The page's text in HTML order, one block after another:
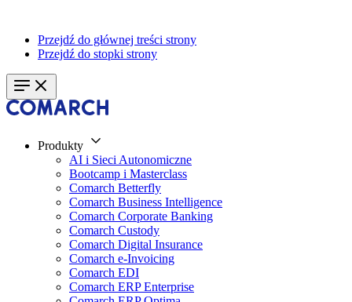
Przejdź do głównej treści strony
Przejdź do stopki strony
Produkty
AI i Sieci Autonomiczne
Bootcamp i Masterclass
Comarch Betterfly
Comarch Business Intelligence
Comarch Corporate Banking
Comarch Custody
Comarch Digital Insurance
Comarch e-Invoicing
Comarch EDI
Comarch ERP Enterprise